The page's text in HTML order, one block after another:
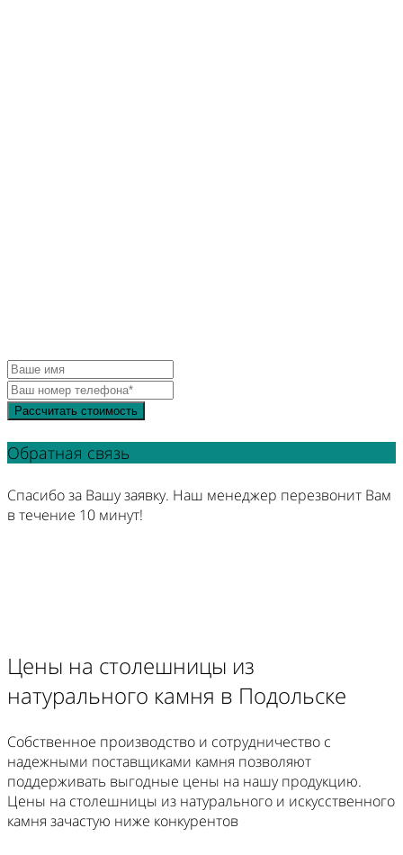
Рассчитать стоимость
Обратная связь
Спасибо за Вашу заявку. Наш менеджер перезвонит Вам
в течение 10 минут!
Цены на столешницы из
натурального камня в Подольске
Собственное производство и сотрудничество с
надежными поставщиками камня позволяют
поддерживать выгодные цены на нашу продукцию.
Цены на столешницы из натурального и искусственного
камня зачастую ниже конкурентов